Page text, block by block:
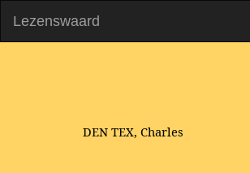
Lezenswaard
DEN TEX, Charles